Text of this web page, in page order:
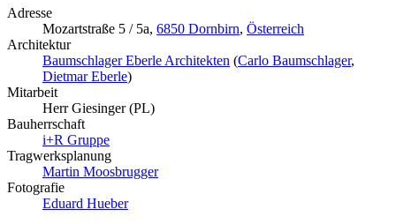
Adresse
Mozartstraße 5 / 5a, 6850 Dornbirn, Österreich
Architektur
Baumschlager Eberle Architekten (Carlo Baumschlager,
Dietmar Eberle)
Mitarbeit
Herr Giesinger (PL)
Bauherrschaft
i+R Gruppe
Tragwerksplanung
Martin Moosbrugger
Fotografie
Eduard Hueber